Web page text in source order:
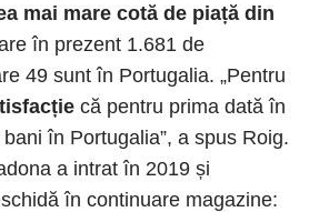
mai mare cotă de piață din
în prezent 1.681 de
49 sunt în Portugalia. „Pentru
că pentru prima dată în
în Portugalia”, a spus Roig.
a intrat în 2019 și
în continuare magazine: